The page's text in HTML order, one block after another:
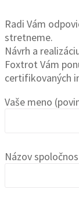
Radi Vám
stretneme.
Návrh a
Foxtrot Vám
certifikovaných
Vaše meno
Názov